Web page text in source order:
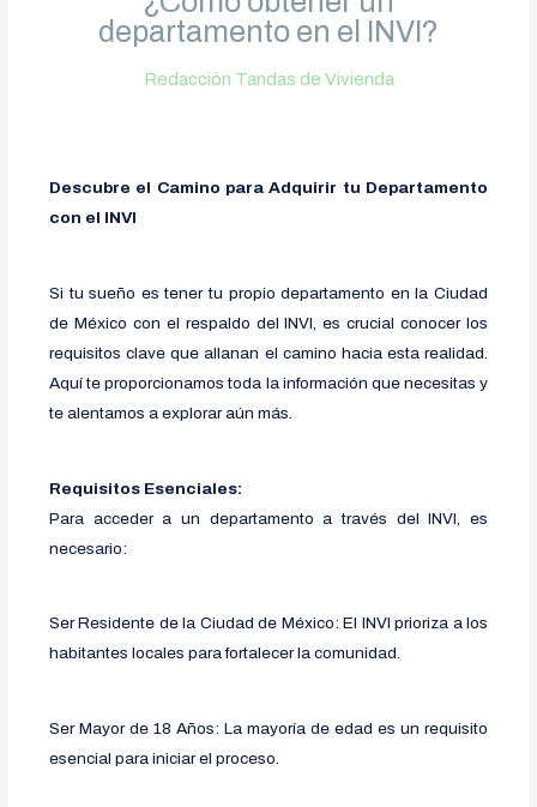
departamento en el INVI?
Redacción Tandas de Vivienda
Descubre el Camino para Adquirir tu Departamento
con el INVI
Si tu sueño es tener tu propio departamento en la Ciudad
de México con el respaldo del INVI, es crucial conocer los
requisitos clave que allanan el camino hacia esta realidad.
Aquí te proporcionamos toda la información que necesitas y
te alentamos a explorar aún más.
Requisitos Esenciales:
Para acceder a un departamento a través del INVI, es
necesario:
Ser Residente de la Ciudad de México: El INVI prioriza a los
habitantes locales para fortalecer la comunidad.
Ser Mayor de 18 Años: La mayoría de edad es un requisito
esencial para iniciar el proceso.